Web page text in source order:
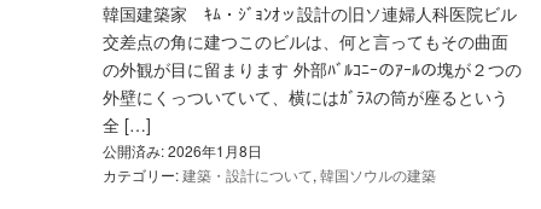
韓国建築家 ｷﾑ・ｼﾞｮﾝｵッ設計の旧ソ連婦人科医院ビル
交差点の角に建つこのビルは、何と言ってもその曲面
の外観が目に留まります 外部ﾊﾞﾙｺﾆｰのｱｰﾙの塊が２つの
外壁にくっついていて、横にはｶﾞﾗｽの筒が座るという
全 […]
公開済み: 2026年1月8日
カテゴリー:建築・設計について, 韓国ソウルの建築